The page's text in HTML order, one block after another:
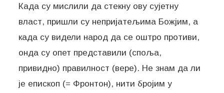
Када су мислили да стекну ову сујетну
власт, пришли су непријатељима Божјим, а
када су видели народ да се оштро противи,
онда су опет представили (споља,
привидно) правилност (вере). Не знам да ли
је епископ (= Фронтон), нити бројим у